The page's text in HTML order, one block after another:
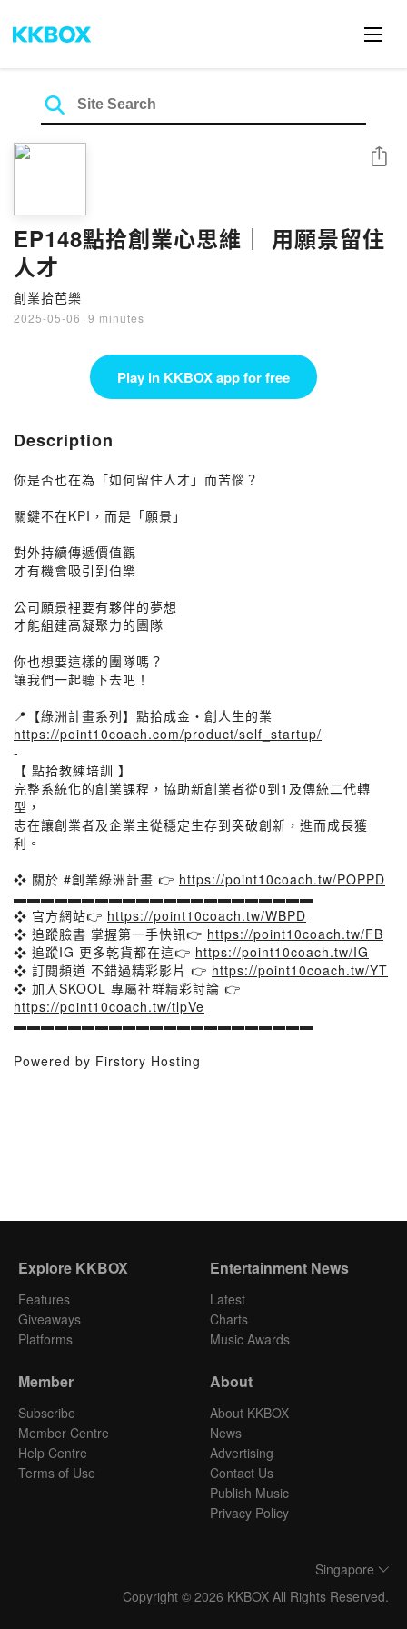
EP148點拾創業心思維｜ 用願景留住
人才
創業拾芭樂
2025-05-06 · 9 minutes
Share
Play in KKBOX app for free
Description
你是否也在為「如何留住人才」而苦惱？
關鍵不在KPI，而是「願景」
對外持續傳遞價值觀
才有機會吸引到伯樂
公司願景裡要有夥伴的夢想
才能組建高凝聚力的團隊
你也想要這樣的團隊嗎？
讓我們一起聽下去吧！
📍【綠洲計畫系列】點拾成金・創人生的業
https://point10coach.com/product/self_startup/
-
【 點拾教練培訓 】
完整系統化的創業課程，協助新創業者從0到1及傳統二代轉
型，
志在讓創業者及企業主從穩定生存到突破創新，進而成長獲
利。
❖ 關於 #創業綠洲計畫 👉 https://point10coach.tw/POPPD
▬▬▬▬▬▬▬▬▬▬▬▬▬▬▬▬▬▬▬▬▬▬
❖ 官方網站👉 https://point10coach.tw/WBPD
❖ 追蹤臉書 掌握第一手快訊👉 https://point10coach.tw/FB
❖ 追蹤IG 更多乾貨都在這👉 https://point10coach.tw/IG
❖ 訂閱頻道 不錯過精彩影片 👉 https://point10coach.tw/YT
❖ 加入SKOOL 專屬社群精彩討論 👉
https://point10coach.tw/tlpVe
▬▬▬▬▬▬▬▬▬▬▬▬▬▬▬▬▬▬▬▬▬▬
Powered by Firstory Hosting
Explore KKBOX
Features
Giveaways
Platforms
Entertainment News
Latest
Charts
Music Awards
Member
Subscribe
Member Centre
Help Centre
Terms of Use
About
About KKBOX
News
Advertising
Contact Us
Publish Music
Privacy Policy
Singapore
Copyright © 2026 KKBOX All Rights Reserved.